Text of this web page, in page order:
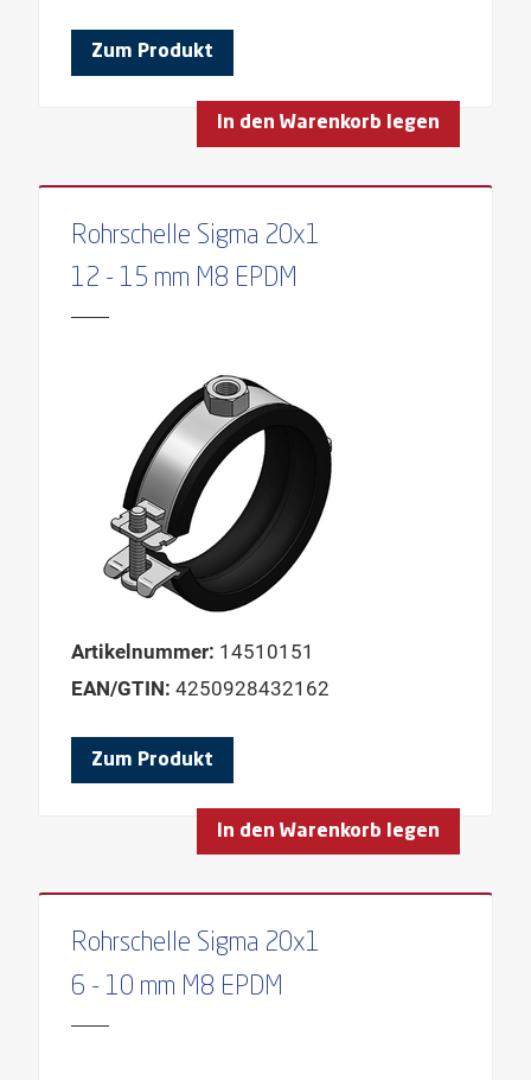
Zum Produkt
In den Warenkorb legen
Rohrschelle Sigma 20x1
12 - 15 mm M8 EPDM
Artikelnummer: 14510151
EAN/GTIN: 4250928432162
Zum Produkt
In den Warenkorb legen
Rohrschelle Sigma 20x1
6 - 10 mm M8 EPDM